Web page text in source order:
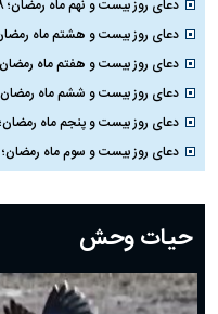
دعای روز بیست و نهم ماه رمضان؛ ۲۸ اسفند ۱۴۰۴
دعای روز بیست و هشتم ماه رمضان؛ ۲۷ اسفند
دعای روز بیست و هفتم ماه رمضان؛ ۲۶ اسفند
دعای روز بیست و ششم ماه رمضان؛ ۲۵ اسفند
دعای روز بیست و پنجم ماه رمضان؛ ۲۴ اسفند
دعای روز بیست و سوم ماه رمضان؛ ۲۲ اسفند ۱۴۰۴
دعای روز بیستم ماه رمضان؛ ۱۹ اسفند ۱۴۰۴
دعای روز هشتم ماه مبارک رمضان؛ ۷ اسفند ماه ۱۴۰۴
دعای روز هفتم ماه رمضان؛ ۶ اسفند ۱۴۰۴
دعای روز ششم ماه رمضان؛ ۵ اسفند ۱۴۰۴
حیات وحش